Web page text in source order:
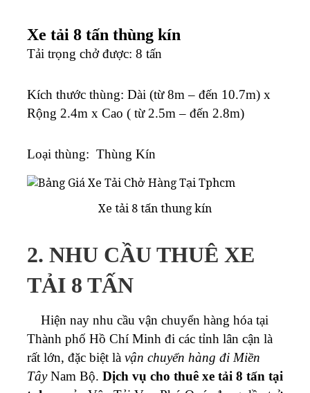
Xe tải 8 tấn thùng kín
Tải trọng chở được: 8 tấn
Kích thước thùng: Dài (từ 8m – đến 10.7m) x
Rộng 2.4m x Cao ( từ 2.5m – đến 2.8m)
Loại thùng: Thùng Kín
Xe tải 8 tấn thung kín
2. NHU CẦU THUÊ XE
TẢI 8 TẤN
Hiện nay nhu cầu vận chuyển hàng hóa tại
Thành phố Hồ Chí Minh đi các tỉnh lân cận là
rất lớn, đặc biệt là vận chuyển hàng đi Miền
TâyNam Bộ. Dịch vụ cho thuê xe tải 8 tấn tại